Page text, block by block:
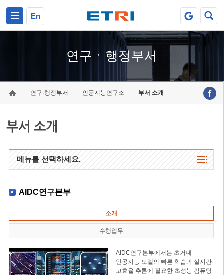
En
연구ㆍ행정부서
연구·행정부서 인공지능연구소 부서 소개
부서 소개
메뉴를 선택하세요.
AIDC연구본부
소개
수행업무
AIDC연구본부에서는 초거대
인공지능 모델의 빠른 학습과 실시간·
고효율 추론에 필요한 초성능 컴퓨팅